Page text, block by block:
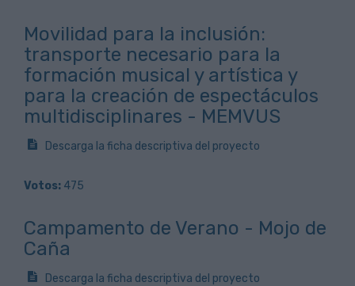
Movilidad para la inclusión:
transporte necesario para la
formación musical y artística y
para la creación de espectáculos
multidisciplinares - MEMVUS
Descarga la ficha descriptiva del proyecto
Votos: 475
Campamento de Verano - Mojo de
Caña
Descarga la ficha descriptiva del proyecto